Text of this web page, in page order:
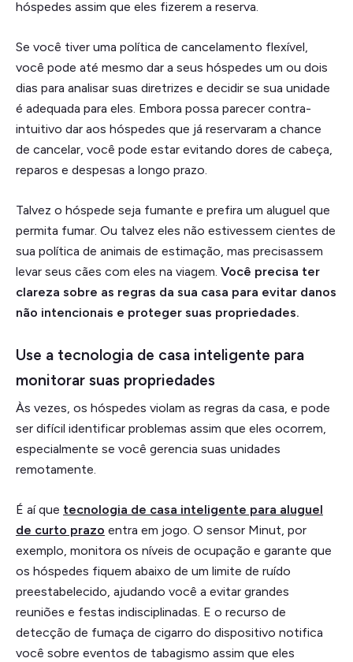
hóspedes assim que eles fizerem a reserva.
Se você tiver uma política de cancelamento flexível,
você pode até mesmo dar a seus hóspedes um ou dois
dias para analisar suas diretrizes e decidir se sua unidade
é adequada para eles. Embora possa parecer contra-
intuitivo dar aos hóspedes que já reservaram a chance
de cancelar, você pode estar evitando dores de cabeça,
reparos e despesas a longo prazo.
Talvez o hóspede seja fumante e prefira um aluguel que
permita fumar. Ou talvez eles não estivessem cientes de
sua política de animais de estimação, mas precisassem
levar seus cães com eles na viagem. Você precisa ter
clareza sobre as regras da sua casa para evitar danos
não intencionais e proteger suas propriedades.
Use a tecnologia de casa inteligente para
monitorar suas propriedades
Às vezes, os hóspedes violam as regras da casa, e pode
ser difícil identificar problemas assim que eles ocorrem,
especialmente se você gerencia suas unidades
remotamente.
É aí que tecnologia de casa inteligente para aluguel
de curto prazo entra em jogo. O sensor Minut, por
exemplo, monitora os níveis de ocupação e garante que
os hóspedes fiquem abaixo de um limite de ruído
preestabelecido, ajudando você a evitar grandes
reuniões e festas indisciplinadas. E o recurso de
detecção de fumaça de cigarro do dispositivo notifica
você sobre eventos de tabagismo assim que eles